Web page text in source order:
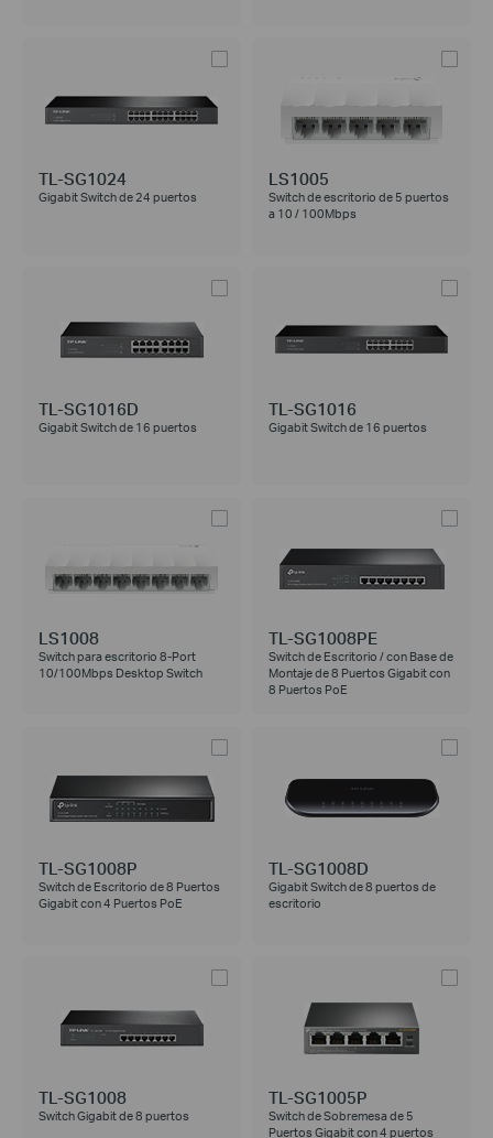
TL-SG1024
Gigabit Switch de 24 puertos
LS1005
Switch de escritorio de 5 puertos
a 10 / 100Mbps
TL-SG1016D
Gigabit Switch de 16 puertos
TL-SG1016
Gigabit Switch de 16 puertos
LS1008
Switch para escritorio 8-Port
10/100Mbps Desktop Switch
TL-SG1008PE
Switch de Escritorio / con Base de
Montaje de 8 Puertos Gigabit con
8 Puertos PoE
TL-SG1008P
Switch de Escritorio de 8 Puertos
Gigabit con 4 Puertos PoE
TL-SG1008D
Gigabit Switch de 8 puertos de
escritorio
TL-SG1008
Switch Gigabit de 8 puertos
TL-SG1005P
Switch de Sobremesa de 5
Puertos Gigabit con 4 puertos